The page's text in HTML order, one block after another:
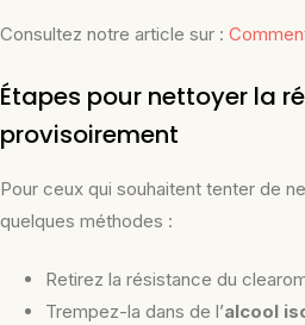
Consultez notre article sur :
Étapes pour nettoyer la
provisoirement
Pour ceux qui souhaitent tenter de
quelques méthodes :
Retirez la résistance du
Trempez-la dans de l’alcool